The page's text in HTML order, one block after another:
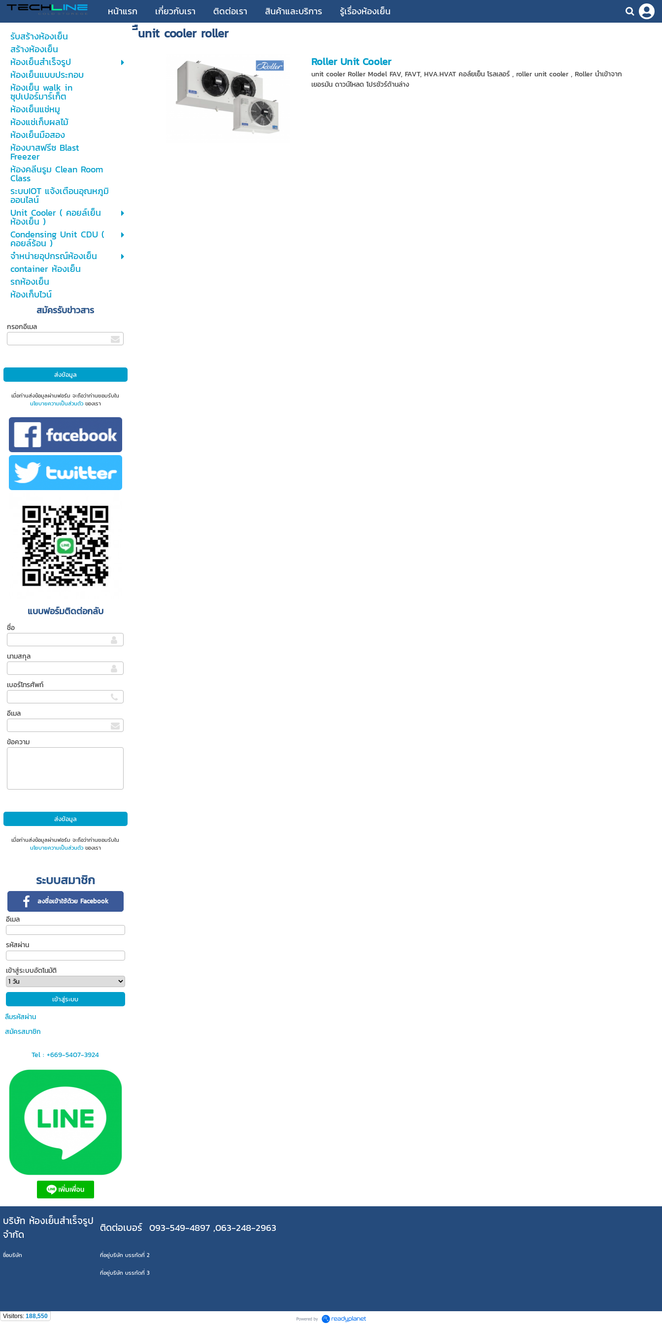
หน้าแรก เกี่ยวกับเรา ติดต่อเรา สินค้าและบริการ
รู้เรื่องห้องเย็น
รับสร้างห้องเย็น
สร้างห้องเย็น
ห้องเย็นสำเร็จรูป
ห้องเย็นแบบประกอบ
ห้องเย็น walk in
ซุปเปอร์มาร์เก็ต
ห้องเย็นแช่หมู
ห้องแช่เก็บผลไม้
ห้องเย็นมือสอง
ห้องบาสฟรีซ Blast
Freezer
ห้องคลีนรูม Clean Room
Class
ระบบIOT แจ้งเตือนอุณหภูมิ
ออนไลน์
Unit Cooler ( คอยล์เย็น
ห้องเย็น )
Condensing Unit CDU (
คอยล์ร้อน )
จำหน่ายอุปกรณ์ห้องเย็น
container ห้องเย็น
รถห้องเย็น
ห้องเก็บไวน์
สมัครรับข่าวสาร
กรอกอีเมล
เมื่อท่านส่งข้อมูลผ่านฟอร์ม จะถือว่าท่านยอมรับใน
นโยบายความเป็นส่วนตัวของเรา
แบบฟอร์มติดต่อกลับ
ชื่อ
นามสกุล
เบอร์โทรศัพท์
อีเมล
ข้อความ
เมื่อท่านส่งข้อมูลผ่านฟอร์ม จะถือว่าท่านยอมรับใน
นโยบายความเป็นส่วนตัวของเรา
ระบบสมาชิก
ลงชื่อเข้าใช้ด้วย Facebook
อีเมล
รหัสผ่าน
เข้าสู่ระบบอัตโนมัติ
ลืมรหัสผ่าน
สมัครสมาชิก
Tel : +669-5407-3924
ีืunit cooler roller
Roller Unit Cooler
unit cooler Roller Model FAV, FAVT, HVA.HVAT คอล์ยเย็น โรลเลอร์ , roller unit cooler , Roller นำเข้าจาก
เยอรมัน ดาวน์โหลด โปรชัวร์ด้านล่าง
บริษัท ห้องเย็นสำเร็จรูป
จำกัด
ติดต่อเบอร์ 093-549-4897 ,063-248-2963
ชื่อบริษัท ที่อยู่บริษัท บรรทัดที่ 2
ที่อยู่บริษัท บรรทัดที่ 3
Visitors: 188,550